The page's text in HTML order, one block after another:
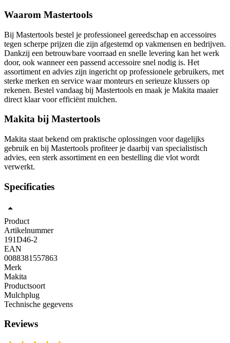
Waarom Mastertools
Bij Mastertools bestel je professioneel gereedschap en accessoires
tegen scherpe prijzen die zijn afgestemd op vakmensen en bedrijven.
Dankzij een betrouwbare voorraad en snelle levering kan het werk
door, ook wanneer een passend accessoire snel nodig is. Het
assortiment en advies zijn ingericht op professionele gebruikers, met
sterke merken en service waar monteurs en serieuze klussers op
rekenen. Bestel vandaag bij Mastertools en maak je Makita maaier
direct klaar voor efficiënt mulchen.
Makita bij Mastertools
Makita staat bekend om praktische oplossingen voor dagelijks
gebruik en bij Mastertools profiteer je daarbij van specialistisch
advies, een sterk assortiment en een bestelling die vlot wordt
verwerkt.
Specificaties
Product
Artikelnummer
191D46-2
EAN
0088381557863
Merk
Makita
Productsoort
Mulchplug
Technische gegevens
Reviews